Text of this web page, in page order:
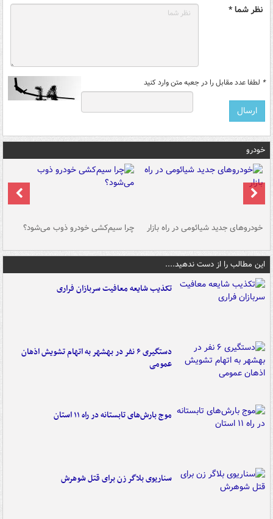
نظر شما *
* لطفا عدد مقابل را در جعبه متن وارد کنید
خودرو
خودروهای جدید شیائومی در راه بازار چرا سیم‌کشی خودرو ذوب می‌شود؟
این مطالب را از دست ندهید....
تکذیب شایعه معافیت سربازان فراری
دستگیری ۶ نفر در بهشهر به اتهام تشویش اذهان
عمومی
موج بارش‌های تابستانه در راه ۱۱ استان
سناریوی بلاگر زن برای قتل شوهرش